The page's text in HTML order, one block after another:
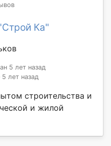
Ка"
5 лет назад
лет назад
строительства и
и жилой